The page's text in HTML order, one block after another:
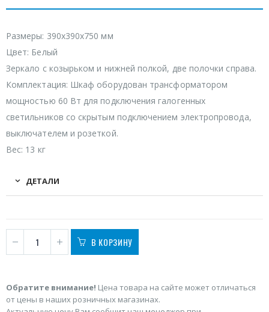
Размеры: 390x390x750 мм
Цвет: Белый
Зеркало с козырьком и нижней полкой, две полочки справа.
Комплектация: Шкаф оборудован трансформатором
мощностью 60 Вт для подключения галогенных
светильников со скрытым подключением электропровода,
выключателем и розеткой.
Вес: 13 кг
ДЕТАЛИ
В КОРЗИНУ
Обратите внимание! Цена товара на сайте может отличаться
от цены в наших розничных магазинах.